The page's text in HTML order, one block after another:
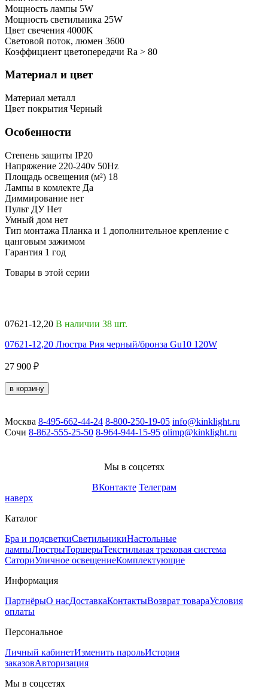
Мощность лампы 5W
Мощность светильника 25W
Цвет свечения 4000K
Световой поток, люмен 3600
Коэффициент цветопередачи Ra > 80
Материал и цвет
Mатериал металл
Цвет покрытия Черный
Особенности
Степень защиты IP20
Напряжение 220-240v 50Hz
Площадь освещения (м²) 18
Лампы в комлекте Да
Диммирование нет
Пульт ДУНет
Умный дом нет
Тип монтажа Планка и 1 дополнительное крепление с
цанговым зажимом
Гарантия 1 год
Товары в этой серии
07621-12,20 В наличии 38 шт.
07621-12,20 Люстра Рия черный/бронза Gu10 120W
27 900 ₽
в корзину
Москва 8-495-662-44-24 8-800-250-19-05 info@kinklight.ru
Сочи 8-862-555-25-50 8-964-944-15-95 olimp@kinklight.ru
Мы в соцсетях
ВКонтакте Телеграм
наверх
Каталог
Бра и подсветкиСветильникиНастольные
лампыЛюстрыТоршерыТекстильная трековая система
СаториУличное освещениеКомплектующие
Информация
ПартнёрыО насДоставкаКонтактыВозврат товараУсловия
оплаты
Персональное
Личный кабинетИзменить парольИстория
заказовАвторизация
Мы в соцсетях